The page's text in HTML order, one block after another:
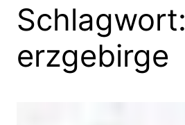
Schlagwort:
erzgebirge